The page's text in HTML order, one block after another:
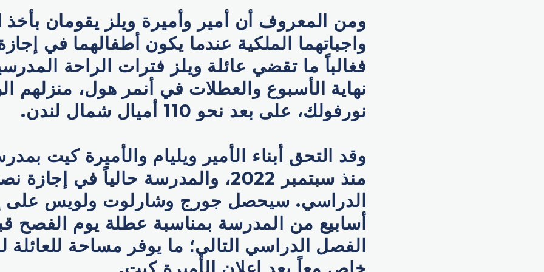
ومن المعروف أن أمير وأميرة ويلز يقومان
واجباتهما الملكية عندما يكون أطفالهما في
فغالباً ما تقضي عائلة ويلز فترات الراحة
نهاية الأسبوع والعطلات في أنمر هول، منزلهم
نورفولك، على بعد نحو 110 أميال شمال لندن.
وقد التحق أبناء الأمير ويليام والأميرة كيت
منذ سبتمبر 2022، والمدرسة حالياً في
الدراسي. سيحصل جورج وشارلوت ولويس على
أسابيع من المدرسة بمناسبة عطلة يوم الفصح
الفصل الدراسي التالي؛ ما يوفر مساحة